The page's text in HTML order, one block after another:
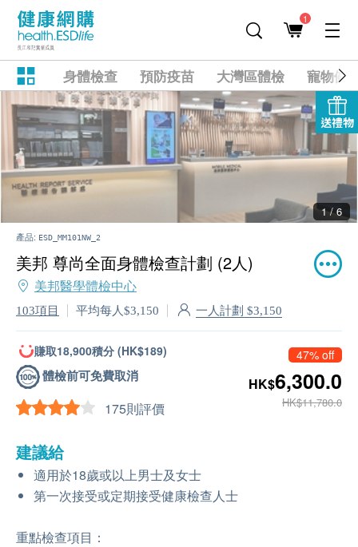
1
身體檢查 預防疫苗 大灣區體檢 寵物健
送禮物
2 / 6
產品: ESD_MM101NW_2
美邦 尊尚全面身體檢查計劃 (2人)
美邦醫學體檢中心
103項目 平均每人$3,150 一人計劃 $3,150
賺取18,900積分 (HK$189)
體檢前可免費取消
175則評價
47% off
HK$6,300.0
HK$11,780.0
建議給
適用於18歲或以上男士及女士
第一次接受或定期接受健康檢查人士
重點檢查項目：